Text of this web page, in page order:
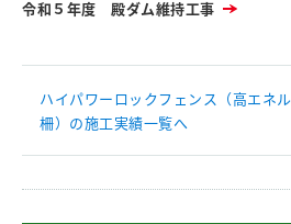
令和５年度 殿ダム維持工事
ハイパワーロックフェンス（高エネ
柵）の施工実績一覧へ